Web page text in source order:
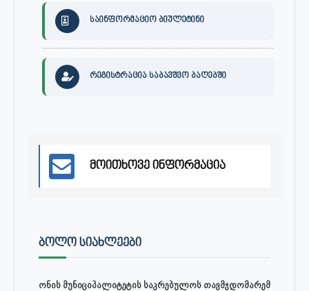
საინფორმაციო ბიულეტინი
რეგისტრაცია საბავშვო ბაღებში
მოითხოვე ინფორმაცია
ᲑᲝᲚᲝ ᲡᲘᲐᲮᲚᲔᲔᲑᲘ
ონის მუნიციპალიტეტის საკრებულოს თავმჯდომარემ